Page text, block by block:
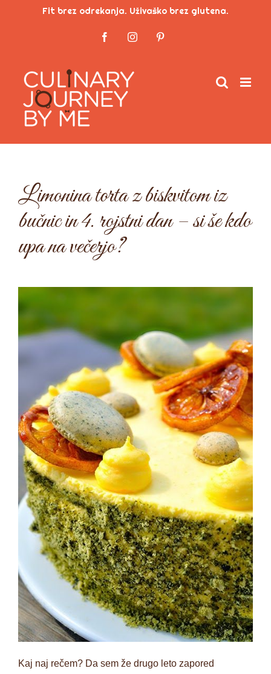
Fit brez odrekanja. Uživaško brez glutena.
FacebookInstagram
Limonina torta z biskvitom iz
bučnic in 4. rojstni dan – si še kdo
upa na večerjo?
Kaj naj rečem? Da sem že drugo leto zapored